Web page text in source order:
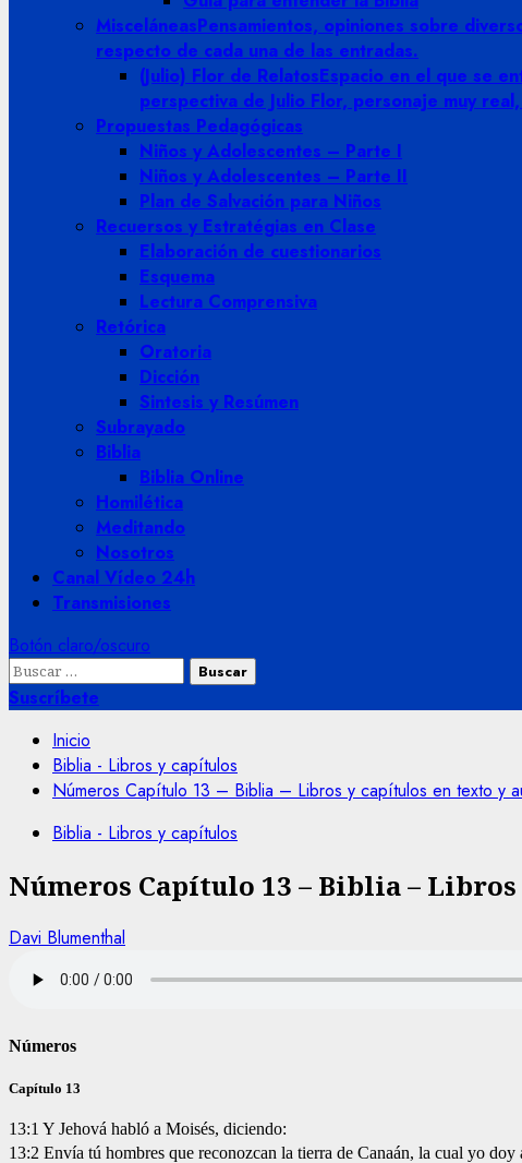
MisceláneasPensamientos, opiniones sobre
respecto de cada una de las entradas.
(Julio) Flor de RelatosEspacio en el que se
perspectiva de Julio Flor, personaje muy
Propuestas Pedagógicas
Niños y Adolescentes – Parte I
Niños y Adolescentes – Parte II
Plan de Salvación para Niños
Recuersos y Estratégias en Clase
Elaboración de cuestionarios
Esquema
Lectura Comprensiva
Retórica
Oratoria
Dicción
Sintesis y Resúmen
Subrayado
Biblia
Biblia Online
Homilética
Meditando
Nosotros
Canal Vídeo 24h
Transmisiones
Botón claro/oscuro
Buscar:
Suscríbete
Inicio
Biblia - Libros y capítulos
Números Capítulo 13 – Biblia – Libros y capítulos en texto y
Biblia - Libros y capítulos
Números Capítulo 13 – Biblia –
Davi Blumenthal
Números
Capítulo 13
13:1 Y Jehová habló a Moisés, diciendo:
13:2 Envía tú hombres que reconozcan la tierra de Canaán, la cual yo